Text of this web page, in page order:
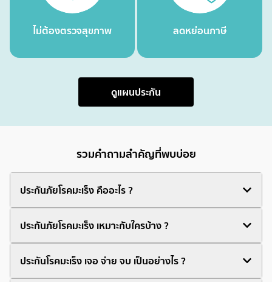
ไม่ต้องตรวจสุขภาพ ลดหย่อนภาษี
ดูแผนประกัน
รวมคำถามสำคัญที่พบบ่อย
ประกันภัยโรคมะเร็ง คืออะไร ?
ประกันภัยโรคมะเร็ง เหมาะกับใครบ้าง ?
ประกันโรคมะเร็ง เจอ จ่าย จบ เป็นอย่างไร ?